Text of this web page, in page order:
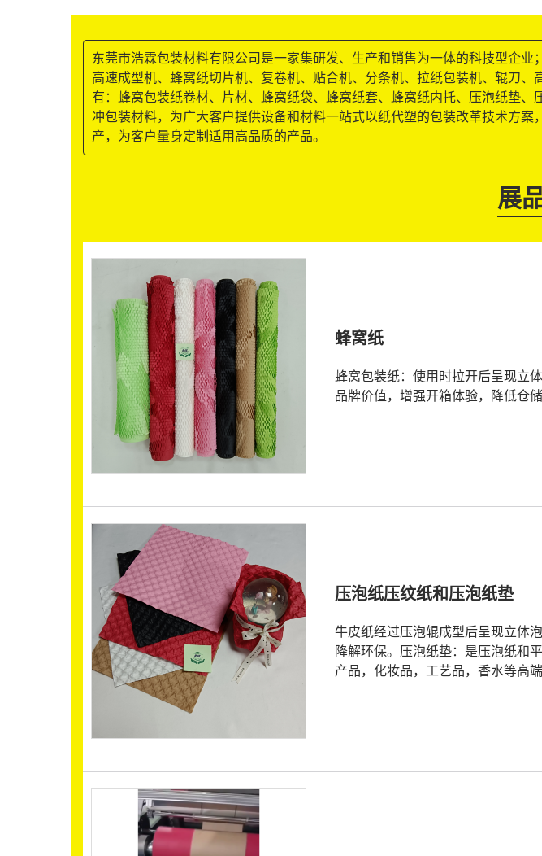
东莞市浩霖包装材料有限公司是一家集研发、生产和销售为一体的科技型企
高速成型机、蜂窝纸切片机、复卷机、贴合机、分条机、拉纸包装机、辊刀
有：蜂窝包装纸卷材、片材、蜂窝纸袋、蜂窝纸套、蜂窝纸内托、压泡纸垫
冲包装材料，为广大客户提供设备和材料一站式以纸代塑的包装改革技术方
产，为客户量身定制适用高品质的产品。
展
蜂窝纸
蜂窝包装纸：使用时拉开后呈现立
品牌价值，增强开箱体验，降低仓
压泡纸压纹纸和压泡纸垫
牛皮纸经过压泡辊成型后呈现立体
降解环保。压泡纸垫：是压泡纸和
产品，化妆品，工艺品，香水等高